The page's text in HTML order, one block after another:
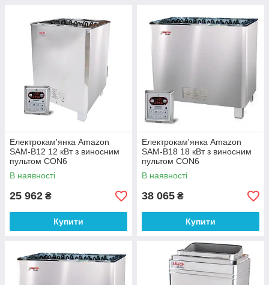
Електрокам'янка Amazon
SAM-B12 12 кВт з виносним
пультом CON6
В наявності
25 962 ₴
Купити
Електрокам'янка Amazon
SAM-B18 18 кВт з виносним
пультом CON6
В наявності
38 065 ₴
Купити